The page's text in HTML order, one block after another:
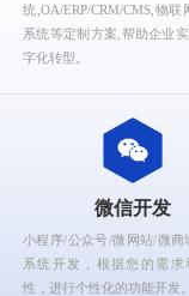
统,OA/ERP/CRM/CMS,物
系统等定制方案,帮助企业
字化转型。
微信开发
小程序/公众号/微网站/微商
系统开发，根据您的需求
性，进行个性化的功能开发。